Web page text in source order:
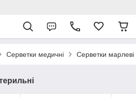
Серветки медичні Серветки марлеві